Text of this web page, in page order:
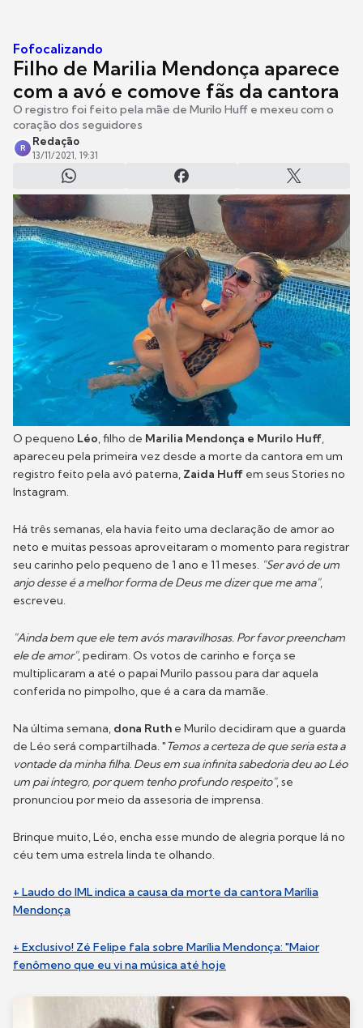
Fofocalizando
Filho de Marilia Mendonça aparece
com a avó e comove fãs da cantora
O registro foi feito pela mãe de Murilo Huff e mexeu com o
coração dos seguidores
R
Redação
13/11/2021, 19:31
O pequeno Léo, filho de Marilia Mendonça e Murilo Huff,
apareceu pela primeira vez desde a morte da cantora em um
registro feito pela avó paterna, Zaida Huff em seus Stories no
Instagram.
Há três semanas, ela havia feito uma declaração de amor ao
neto e muitas pessoas aproveitaram o momento para registrar
seu carinho pelo pequeno de 1 ano e 11 meses. "Ser avó de um
anjo desse é a melhor forma de Deus me dizer que me ama",
escreveu.
"Ainda bem que ele tem avós maravilhosas. Por favor preencham
ele de amor", pediram. Os votos de carinho e força se
multiplicaram a até o papai Murilo passou para dar aquela
conferida no pimpolho, que é a cara da mamãe.
Na última semana, dona Ruth e Murilo decidiram que a guarda
de Léo será compartilhada. "Temos a certeza de que seria esta a
vontade da minha filha. Deus em sua infinita sabedoria deu ao Léo
um pai íntegro, por quem tenho profundo respeito", se
pronunciou por meio da assesoria de imprensa.
Brinque muito, Léo, encha esse mundo de alegria porque lá no
céu tem uma estrela linda te olhando.
+ Laudo do IML indica a causa da morte da cantora Marília
Mendonça
+ Exclusivo! Zé Felipe fala sobre Marília Mendonça: "Maior
fenômeno que eu vi na música até hoje